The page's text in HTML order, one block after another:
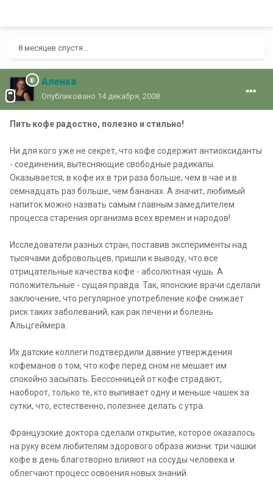
8 месяцев спустя...
Аленка
Опубликовано 14 декабря, 2008
Пить кофе радостно, полезно и стильно!
Ни для кого уже не секрет, что кофе содержит антиоксиданты
- соединения, вытесняющие свободные радикалы.
Оказывается, в кофе их в три раза больше, чем в чае и в
семнадцать раз больше, чем бананах. А значит, любимый
напиток можно назвать самым главным замедлителем
процесса старения организма всех времен и народов!
Исследователи разных стран, поставив эксперименты над
тысячами добровольцев, пришли к выводу, что все
отрицательные качества кофе - абсолютная чушь. А
положительные - сущая правда. Так, японские врачи сделали
заключение, что регулярное употребление кофе снижает
риск таких заболеваний, как рак печени и болезнь
Альцгеймера.
Их датские коллеги подтвердили давние утверждения
кофеманов о том, что кофе перед сном не мешает им
спокойно засыпать. Бессонницей от кофе страдают,
наоборот, только те, кто выпивает одну и меньше чашек за
сутки, что, естественно, полезнее делать с утра.
Французские доктора сделали открытие, которое оказалось
на руку всем любителям здорового образа жизни: три чашки
кофе в день благотворно влияют на сосуды человека и
облегчают процесс освоения новых знаний.